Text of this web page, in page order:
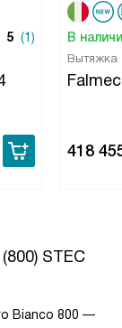
5 (1) В
Вытяжка
418
STEC
Bianco 800 —